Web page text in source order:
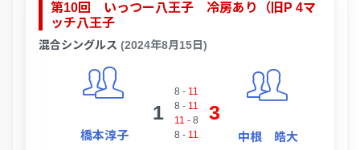
第10回 いっつー八王子 冷房あり（旧P 4マ
ッチ八王子
混合シングルス (2024年8月15日)
橋本淳子
1
8 - 11
8 - 11
11 - 8
8 - 11
3
中根 皓大